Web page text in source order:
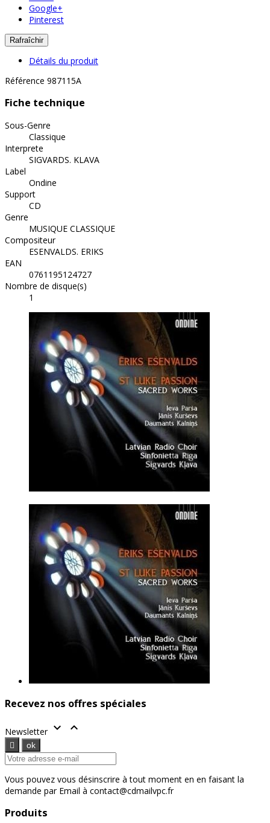
Google+
Pinterest
Détails du produit
Référence 987115A
Fiche technique
Sous-Genre
Classique
Interprete
SIGVARDS. KLAVA
Label
Ondine
Support
CD
Genre
MUSIQUE CLASSIQUE
Compositeur
ESENVALDS. ERIKS
EAN
0761195124727
Nombre de disque(s)
1
Recevez nos offres spéciales
Newsletter  
Vous pouvez vous désinscrire à tout moment en en faisant la
demande par Email à contact@cdmailvpc.fr
Produits